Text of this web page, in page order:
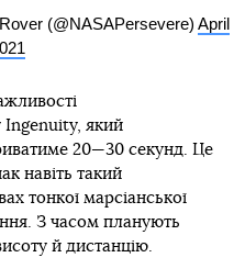
(@NASAPersevere) April
Ingenuity, який
20—30 секунд. Це
навіть такий
тонкої марсіанської
З часом планують
й дистанцію.